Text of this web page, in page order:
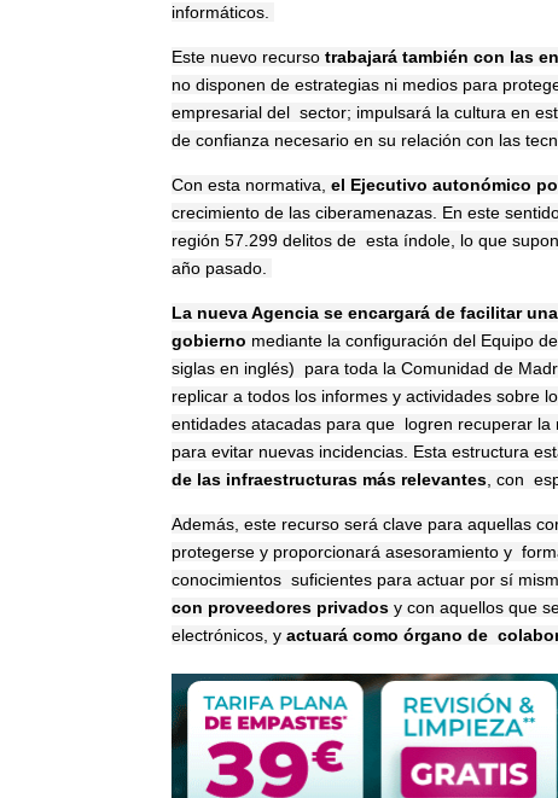
informáticos.
Este nuevo recurso trabajará también con las
no disponen de estrategias ni medios para
empresarial del sector; impulsará la cultura en
de confianza necesario en su relación con las
Con esta normativa, el Ejecutivo autonómico
crecimiento de las ciberamenazas. En este
región 57.299 delitos de esta índole, lo que
año pasado.
La nueva Agencia se encargará de facilitar
gobierno mediante la configuración del Equipo
siglas en inglés) para toda la Comunidad de
replicar a todos los informes y actividades sobre
entidades atacadas para que logren recuperar
para evitar nuevas incidencias. Esta estructura
de las infraestructuras más relevantes , con
Además, este recurso será clave para aquellas
protegerse y proporcionará asesoramiento y
conocimientos suficientes para actuar por sí
con proveedores privados y con aquellos que
electrónicos, y actuará como órgano de